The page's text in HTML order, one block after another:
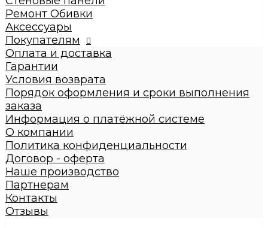
Детские кровати
Кровати взрослые
Стулья
Стеновые панели
Ремонт Обивки
Галерея
Ремонт Обивки
Аксессуары
Покупателям
Оплата и доставка
Гарантии
Условия возврата
Порядок оформления и сроки выполнения
заказа
Информация о платёжной системе
О компании
Политика конфиденциальности
Договор - оферта
Наше производство
Партнерам
Контакты
Отзывы